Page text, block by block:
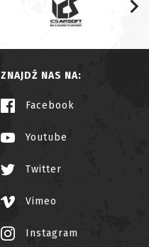
ZNAJDŹ NAS NA:
Facebook
Youtube
Twitter
Vimeo
Instagram